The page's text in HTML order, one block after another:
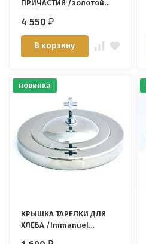
ПРИЧАСТИЯ /золотой
4 550₽
В корзину
новинка
КРЫШКА ТАРЕЛКИ ДЛЯ
ХЛЕБА /Immanuel